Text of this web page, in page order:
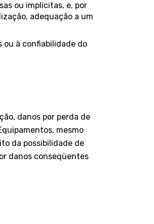
ou implícitas, e, por
adequação a um
​​ou à confiabilidade do
danos por perda de
mesmo
da possibilidade de
danos conseqüentes